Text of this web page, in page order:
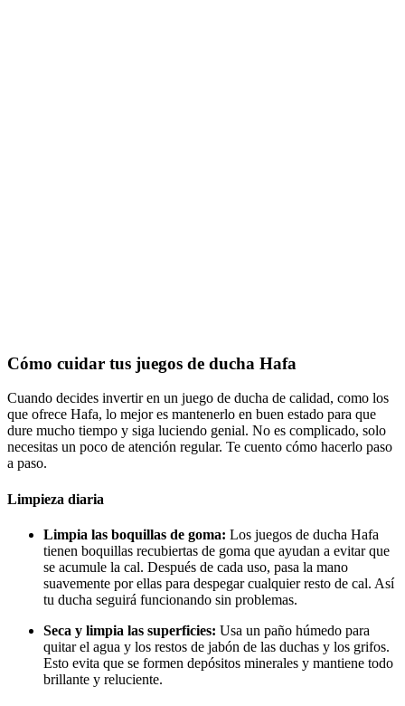
Cómo cuidar tus juegos de ducha Hafa
Cuando decides invertir en un juego de ducha de calidad, como los
que ofrece Hafa, lo mejor es mantenerlo en buen estado para que
dure mucho tiempo y siga luciendo genial. No es complicado, solo
necesitas un poco de atención regular. Te cuento cómo hacerlo paso
a paso.
Limpieza diaria
Limpia las boquillas de goma: Los juegos de ducha Hafa
tienen boquillas recubiertas de goma que ayudan a evitar que
se acumule la cal. Después de cada uso, pasa la mano
suavemente por ellas para despegar cualquier resto de cal. Así
tu ducha seguirá funcionando sin problemas.
Seca y limpia las superficies: Usa un paño húmedo para
quitar el agua y los restos de jabón de las duchas y los grifos.
Esto evita que se formen depósitos minerales y mantiene todo
brillante y reluciente.